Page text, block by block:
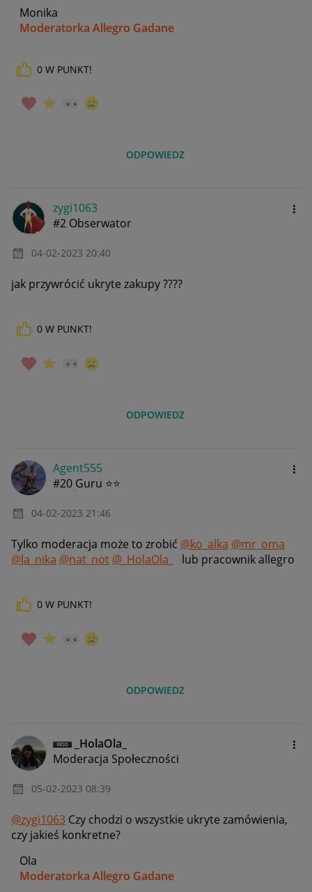
Monika
Moderatorka Allegro Gadane
0 W PUNKT!
ODPOWIEDZ
zygi1063
#2 Obserwator
‎04-02-2023 20:40
jak przywrócić ukryte zakupy ????
0 W PUNKT!
ODPOWIEDZ
Agent555
#20 Guru ⭐⭐
‎04-02-2023 21:46
Tylko moderacja może to zrobić @ko_alka @mr_oma
@la_nika @nat_not @_HolaOla_ lub pracownik allegro
0 W PUNKT!
ODPOWIEDZ
_HolaOla_
Moderacja Społeczności
‎05-02-2023 08:39
@zygi1063 Czy chodzi o wszystkie ukryte zamówienia,
czy jakieś konkretne?
Ola
Moderatorka Allegro Gadane